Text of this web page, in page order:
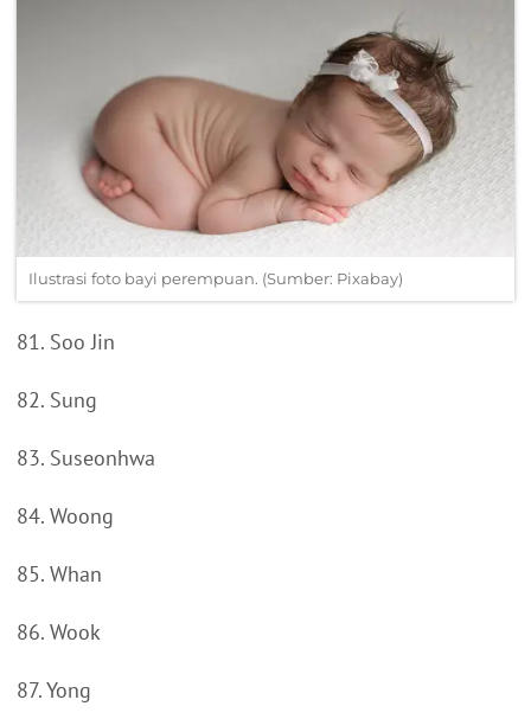
Ilustrasi foto bayi perempuan. (Sumber: Pixabay)
81. Soo Jin
82. Sung
83. Suseonhwa
84. Woong
85. Whan
86. Wook
87. Yong